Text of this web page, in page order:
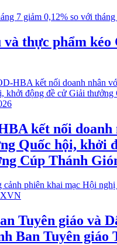
và thực phẩm kéo
kết nối doanh
Quốc hội, khởi
Cúp Thánh
Tuyên giáo và
Ban Tuyên giáo